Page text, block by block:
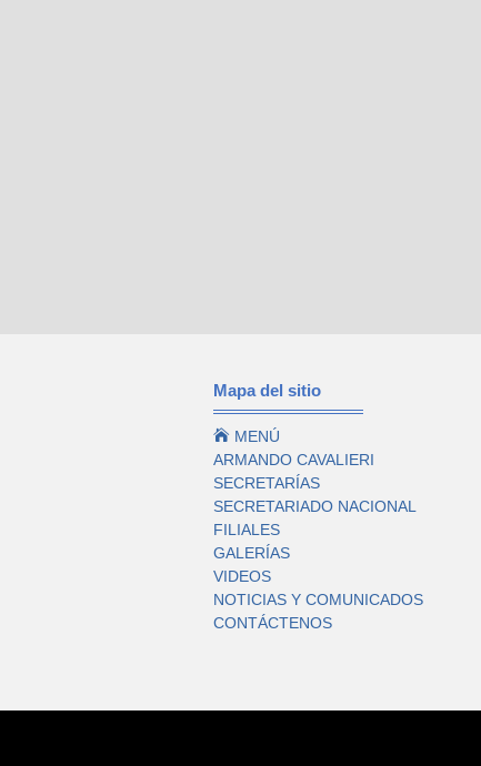
Mapa del sitio
 MENÚ
ARMANDO CAVALIERI
SECRETARÍAS
SECRETARIADO NACIONAL
FILIALES
GALERÍAS
VIDEOS
NOTICIAS Y COMUNICADOS
CONTÁCTENOS